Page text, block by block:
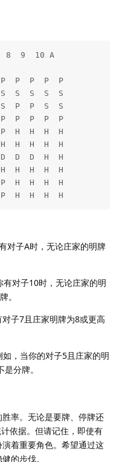
8  9  10 A
P  P  P  P
S  S  S  S
P  P  S  S
P  P  P  P
H  H  H  H
H  H  H  H
D  D  H  H
H  H  H  H
H  H  H  H
对子A时，无论庄家的明牌
有对子10时，无论庄家的明
。
子7且庄家明牌为8或更高
如，当你的对子5且庄家的明
分牌。
率。无论是要牌、停牌还
依据。但请记住，即使有
着重要角色。希望通过这
的步伐。